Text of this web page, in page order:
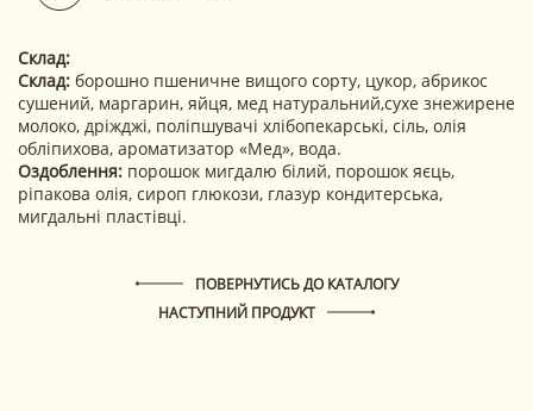
Склад:
Склад: борошно пшеничне вищого сорту, цукор, абрикос
сушений, маргарин, яйця, мед натуральний,сухе знежирене
молоко, дріжджі, поліпшувачі хлібопекарські, сіль, олія
обліпихова, ароматизатор «Мед», вода.
Оздоблення: порошок мигдалю білий, порошок яєць,
ріпакова олія, сироп глюкози, глазур кондитерська,
мигдальні пластівці.
ПОВЕРНУТИСЬ ДО КАТАЛОГУ
НАСТУПНИЙ ПРОДУКТ